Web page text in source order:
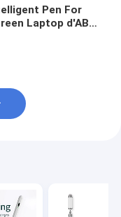
Pen For
Laptop d'ABS